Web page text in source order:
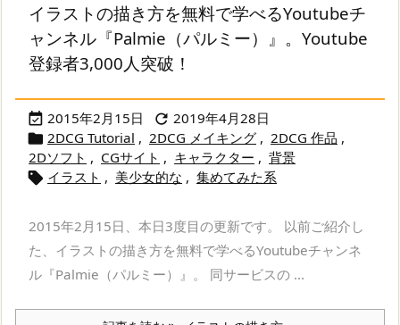
イラストの描き方を無料で学べるYoutubeチ
ャンネル『Palmie（パルミー）』。Youtube
登録者3,000人突破！
 2015年2月15日  2019年4月28日
 2DCG Tutorial , 2DCG メイキング , 2DCG 作品 ,
2Dソフト , CGサイト , キャラクター , 背景
 イラスト , 美少女的な , 集めてみた系
2015年2月15日、本日3度目の更新です。 以前ご紹介し
た、イラストの描き方を無料で学べるYoutubeチャンネ
ル『Palmie（パルミー）』。 同サービスの ...